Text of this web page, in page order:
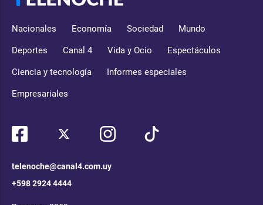
Nacionales Economía Sociedad Mundo
Deportes Canal 4 Vida y Ocio Espectáculos
Ciencia y tecnología Informes especiales
Empresariales
telenoche@canal4.com.uy
+598 2924 4444